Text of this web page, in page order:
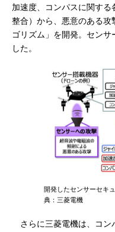
加速度、コンパスに関す
整合）から、悪意のある
ゴリズム」を開発。セン
した。
開発したセンサーセキ
典：三菱電機
さらに三菱電機は、コン